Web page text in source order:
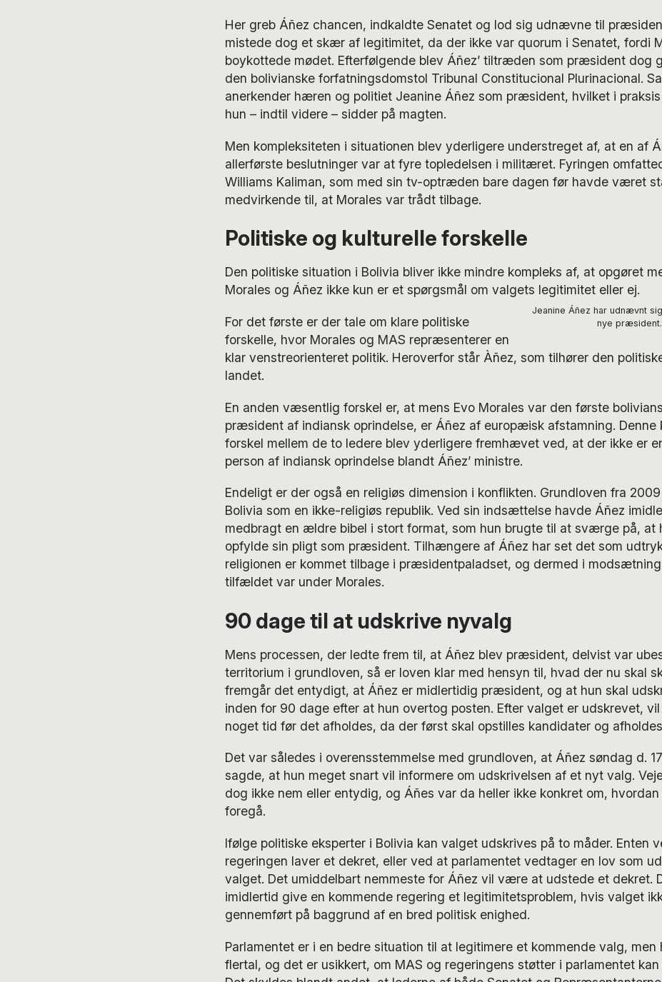
Her greb Áñez chancen, indkaldte Senatet og lod sig udnævne til
mistede dog et skær af legitimitet, da der ikke var quorum i Senatet, fordi
boykottede mødet. Efterfølgende blev Áñez’ tiltræden som præsident dog
den bolivianske forfatningsdomstol Tribunal Constitucional Plurinacional.
anerkender hæren og politiet Jeanine Áñez som præsident, hvilket i
hun – indtil videre – sidder på magten.
Men kompleksiteten i situationen blev yderligere understreget af, at en af
allerførste beslutninger var at fyre topledelsen i militæret. Fyringen
Williams Kaliman, som med sin tv-optræden bare dagen før havde været
medvirkende til, at Morales var trådt tilbage.
Politiske og kulturelle forskelle
Den politiske situation i Bolivia bliver ikke mindre kompleks af, at opgøret
Morales og Áñez ikke kun er et spørgsmål om valgets legitimitet eller ej.
Jeanine Áñez har udnævnt
nye præsident.
For det første er der tale om klare politiske
forskelle, hvor Morales og MAS repræsenterer en
klar venstreorienteret politik. Heroverfor står Àñez, som tilhører den
landet.
En anden væsentlig forskel er, at mens Evo Morales var den første
præsident af indiansk oprindelse, er Áñez af europæisk afstamning. Denne
forskel mellem de to ledere blev yderligere fremhævet ved, at der ikke er
person af indiansk oprindelse blandt Áñez’ ministre.
Endeligt er der også en religiøs dimension i konflikten. Grundloven fra
Bolivia som en ikke-religiøs republik. Ved sin indsættelse havde Áñez
medbragt en ældre bibel i stort format, som hun brugte til at sværge på, at
opfylde sin pligt som præsident. Tilhængere af Áñez har set det som
religionen er kommet tilbage i præsidentpaladset, og dermed i
tilfældet var under Morales.
90 dage til at udskrive nyvalg
Mens processen, der ledte frem til, at Áñez blev præsident, delvist var
territorium i grundloven, så er loven klar med hensyn til, hvad der nu skal
fremgår det entydigt, at Áñez er midlertidig præsident, og at hun skal
inden for 90 dage efter at hun overtog posten. Efter valget er udskrevet,
noget tid før det afholdes, da der først skal opstilles kandidater og
Det var således i overensstemmelse med grundloven, at Áñez søndag d.
sagde, at hun meget snart vil informere om udskrivelsen af et nyt valg.
dog ikke nem eller entydig, og Áñes var da heller ikke konkret om,
foregå.
Ifølge politiske eksperter i Bolivia kan valget udskrives på to måder. Enten
regeringen laver et dekret, eller ved at parlamentet vedtager en lov som
valget. Det umiddelbart nemmeste for Áñez vil være at udstede et dekret.
imidlertid give en kommende regering et legitimitetsproblem, hvis valget
gennemført på baggrund af en bred politisk enighed.
Parlamentet er i en bedre situation til at legitimere et kommende valg, men
flertal, og det er usikkert, om MAS og regeringens støtter i parlamentet kan